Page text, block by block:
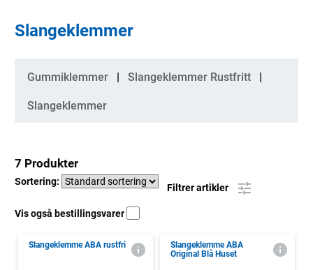
Slangeklemmer
Kategorier
Gummiklemmer Slangeklemmer Rustfritt
Slangeklemmer
7 Produkter
Sortering:
Filtrer artikler
Vis også bestillingsvarer
Slangeklemme ABA rustfri
Slangeklemme ABA
Original Blå Huset